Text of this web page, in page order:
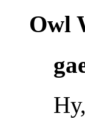
Owl